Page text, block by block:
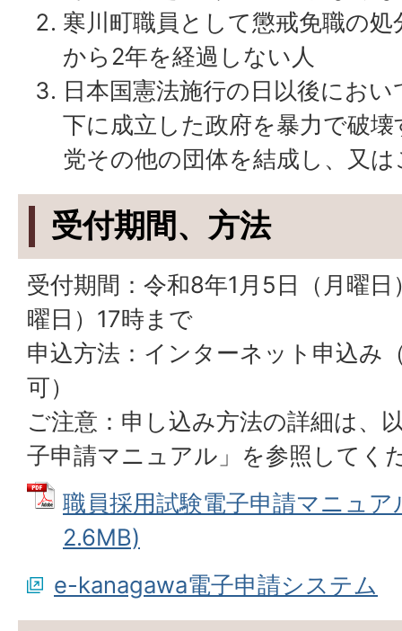
寒川町職員として懲戒免職の
から2年を経過しない人
日本国憲法施行の日以後にお
下に成立した政府を暴力で破
党その他の団体を結成し、又
受付期間、方法
受付期間：令和8年1月5日（月曜
曜日）17時まで
申込方法：インターネット申込み
可）
ご注意：申し込み方法の詳細は、
子申請マニュアル」を参照してく
職員採用試験電子申請マニュ
2.6MB)
e-kanagawa電子申請システム